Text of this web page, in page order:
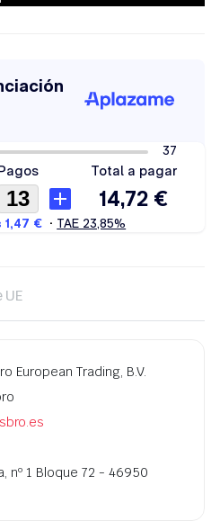
European Trading, B.V.
nº 1 Bloque 72 - 46950